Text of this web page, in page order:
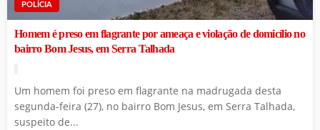
POLÍCIA
Homem é preso em flagrante por ameaça e violação de domicílio no
bairro Bom Jesus, em Serra Talhada
Um homem foi preso em flagrante na madrugada desta
segunda-feira (27), no bairro Bom Jesus, em Serra Talhada,
suspeito de...